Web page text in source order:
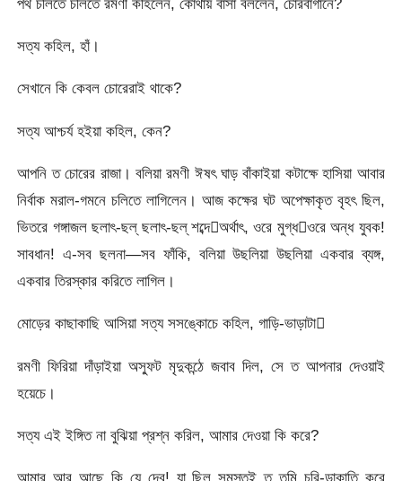
সত্য কহিল, হাঁ।
সেখানে কি কেবল চোরেরাই থাকে?
সত্য আশ্চর্য হইয়া কহিল, কেন?
আপনি ত চোরের রাজা। বলিয়া রমণী ঈষৎ ঘাড় বাঁকাইয়া কটাক্ষে হাসিয়া আবার
নির্বাক মরাল-গমনে চলিতে লাগিলেন। আজ কক্ষের ঘট অপেক্ষাকৃত বৃহৎ ছিল,
ভিতরে গঙ্গাজল ছলাৎ-ছল্‌ ছলাৎ-ছল্‌ শব্দেঅর্থাৎ, ওরে মুগ্ধওরে অন্ধ যুবক!
সাবধান! এ-সব ছলনা—সব ফাঁকি, বলিয়া উছলিয়া উছলিয়া একবার ব্যঙ্গ,
একবার তিরস্কার করিতে লাগিল।
মোড়ের কাছাকাছি আসিয়া সত্য সসঙ্কোচে কহিল, গাড়ি-ভাড়াটা
রমণী ফিরিয়া দাঁড়াইয়া অস্ফুট মৃদুকন্ঠে জবাব দিল, সে ত আপনার দেওয়াই
হয়েচে।
সত্য এই ইঙ্গিত না বুঝিয়া প্রশ্ন করিল, আমার দেওয়া কি করে?